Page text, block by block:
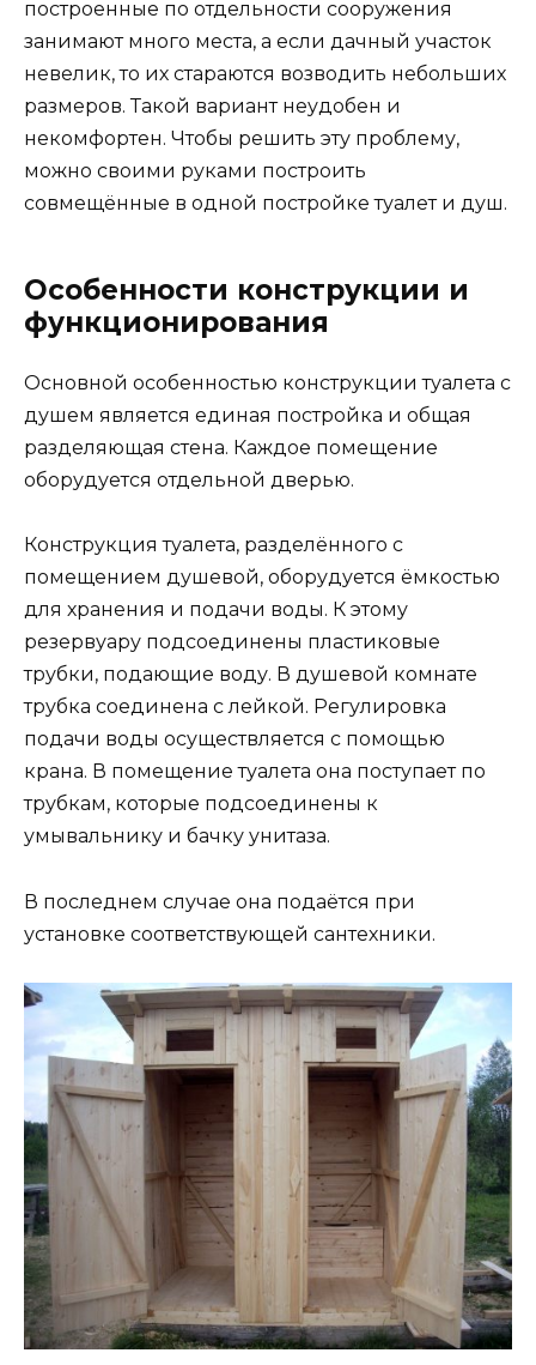
построенные по отдельности сооружения
занимают много места, а если дачный участок
невелик, то их стараются возводить небольших
размеров. Такой вариант неудобен и
некомфортен. Чтобы решить эту проблему,
можно своими руками построить
совмещённые в одной постройке туалет и душ.
Особенности конструкции и
функционирования
Основной особенностью конструкции туалета с
душем является единая постройка и общая
разделяющая стена. Каждое помещение
оборудуется отдельной дверью.
Конструкция туалета, разделённого с
помещением душевой, оборудуется ёмкостью
для хранения и подачи воды. К этому
резервуару подсоединены пластиковые
трубки, подающие воду. В душевой комнате
трубка соединена с лейкой. Регулировка
подачи воды осуществляется с помощью
крана. В помещение туалета она поступает по
трубкам, которые подсоединены к
умывальнику и бачку унитаза.
В последнем случае она подаётся при
установке соответствующей сантехники.